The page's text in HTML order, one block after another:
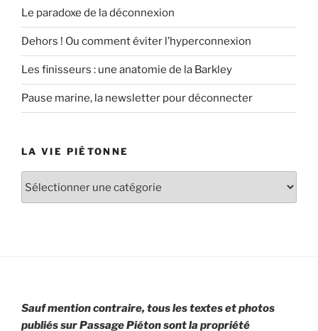
Le paradoxe de la déconnexion
Dehors ! Ou comment éviter l’hyperconnexion
Les finisseurs : une anatomie de la Barkley
Pause marine, la newsletter pour déconnecter
LA VIE PIÉTONNE
Sauf mention contraire, tous les textes et photos
publiés sur Passage Piéton sont la propriété